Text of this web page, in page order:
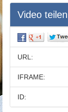
Video teilen
URL:
IFRAME:
ID: